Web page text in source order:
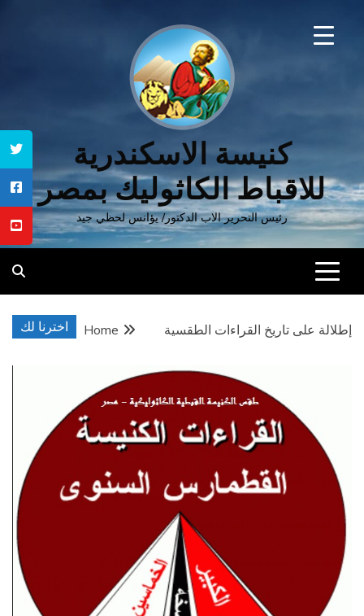
كنيسة الاسكندرية
للاقباط الكاثوليك بمصر
رئيس التحرير الاب الدكتور/ يؤانس لحظي جيد
اخترنا لك Home إطلالة على تاريخ القراءات الطقسية